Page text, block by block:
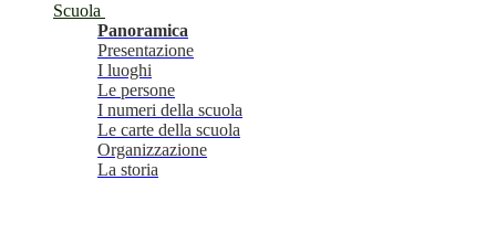
Scuola
Panoramica
Presentazione
I luoghi
Le persone
I numeri della scuola
Le carte della scuola
Organizzazione
La storia